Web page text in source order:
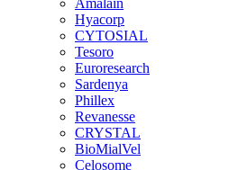
Amalain
Hyacorp
CYTOSIAL
Tesoro
Euroresearch
Sardenya
Phillex
Revanesse
CRYSTAL
BioMialVel
Celosome